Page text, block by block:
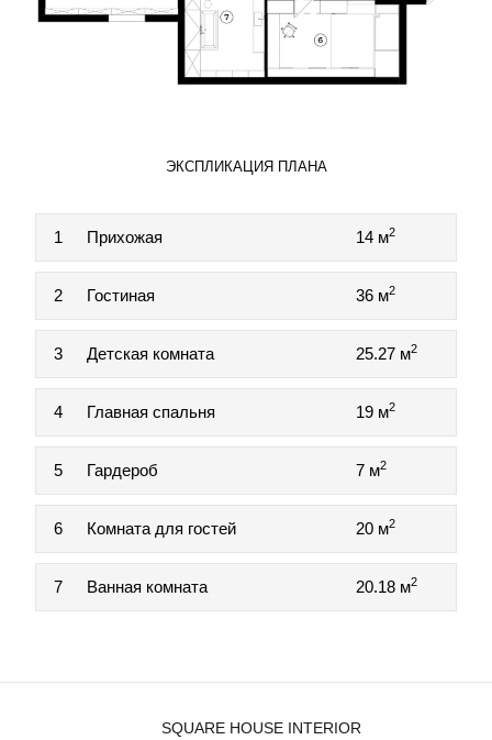
ЭКСПЛИКАЦИЯ ПЛАНА
1 Прихожая 14 м2
2 Гостиная 36 м2
3 Детская комната 25.27 м2
4 Главная спальня 19 м2
5 Гардероб 7 м2
6 Комната для гостей 20 м2
7 Ванная комната 20.18 м2
SQUARE HOUSE INTERIOR